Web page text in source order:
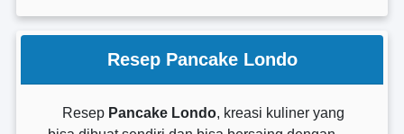
Resep Pancake Londo
Resep Pancake Londo, kreasi kuliner yang